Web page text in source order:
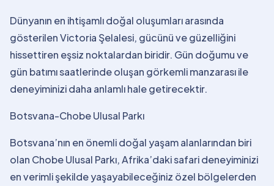
Dünyanın en ihtişamlı doğal oluşumları arasında
gösterilen Victoria Şelalesi, gücünü ve güzelliğini
hissettiren eşsiz noktalardan biridir. Gün doğumu ve
gün batımı saatlerinde oluşan görkemli manzarası ile
deneyiminizi daha anlamlı hale getirecektir.
Botsvana-Chobe Ulusal Parkı
Botsvana’nın en önemli doğal yaşam alanlarından biri
olan Chobe Ulusal Parkı, Afrika’daki safari deneyiminizi
en verimli şekilde yaşayabileceğiniz özel bölgelerden